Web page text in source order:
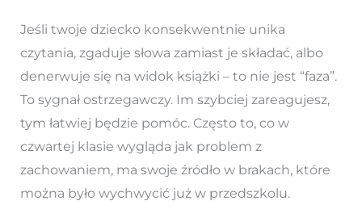
Jeśli twoje dziecko konsekwentnie unika
czytania, zgaduje słowa zamiast je składać, albo
denerwuje się na widok książki – to nie jest “faza”.
To sygnał ostrzegawczy. Im szybciej zareagujesz,
tym łatwiej będzie pomóc. Często to, co w
czwartej klasie wygląda jak problem z
zachowaniem, ma swoje źródło w brakach, które
można było wychwycić już w przedszkolu.